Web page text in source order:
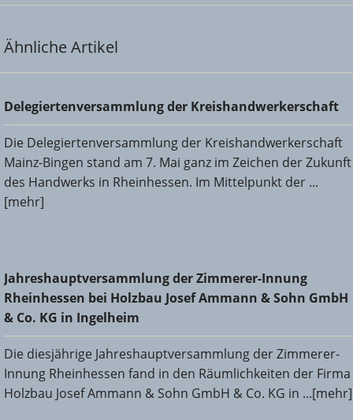
Ähnliche Artikel
Delegiertenversammlung der Kreishandwerkerschaft
Delegiertenversammlung der Kreishandwerkerschaft
Die Delegiertenversammlung der Kreishandwerkerschaft
Mainz-Bingen stand am 7. Mai ganz im Zeichen der Zukunft
des Handwerks in Rheinhessen. Im Mittelpunkt der ...
[mehr]
Jahreshauptversammlung der Zimmerer-Innung
Rheinhessen bei Holzbau Josef Ammann & Sohn GmbH &
Co. KG in Ingelheim
Jahreshauptversammlung der Zimmerer-Innung
Rheinhessen bei Holzbau Josef Ammann & Sohn GmbH
& Co. KG in Ingelheim
Die diesjährige Jahreshauptversammlung der Zimmerer-
Innung Rheinhessen fand in den Räumlichkeiten der Firma
Holzbau Josef Ammann & Sohn GmbH & Co. KG in ...[mehr]